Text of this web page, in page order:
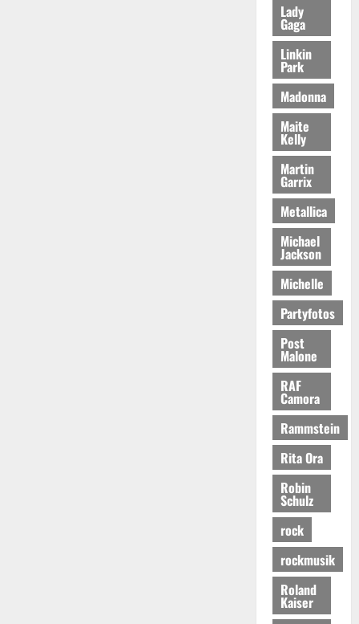
Lady
Gaga
Linkin
Park
Madonna
Maite
Kelly
Martin
Garrix
Metallica
Michael
Jackson
Michelle
Partyfotos
Post
Malone
RAF
Camora
Rammstein
Rita Ora
Robin
Schulz
rock
rockmusik
Roland
Kaiser